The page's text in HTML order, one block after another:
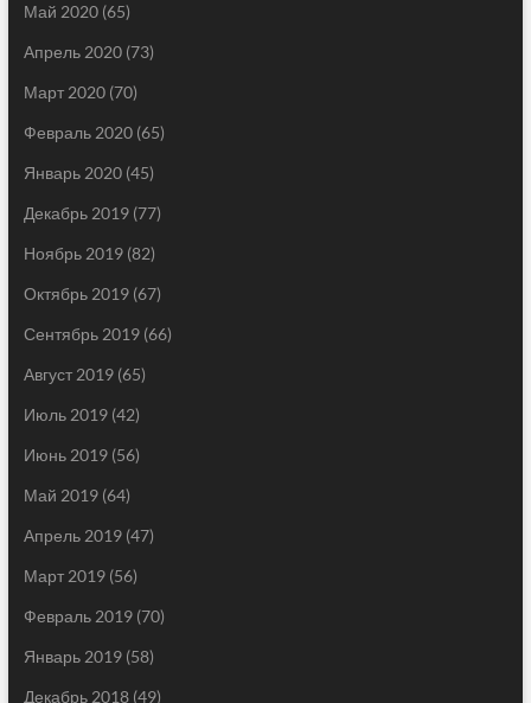
Май 2020(65)
Апрель 2020(73)
Март 2020(70)
Февраль 2020(65)
Январь 2020(45)
Декабрь 2019(77)
Ноябрь 2019(82)
Октябрь 2019(67)
Сентябрь 2019(66)
Август 2019(65)
Июль 2019(42)
Июнь 2019(56)
Май 2019(64)
Апрель 2019(47)
Март 2019(56)
Февраль 2019(70)
Январь 2019(58)
Декабрь 2018(49)